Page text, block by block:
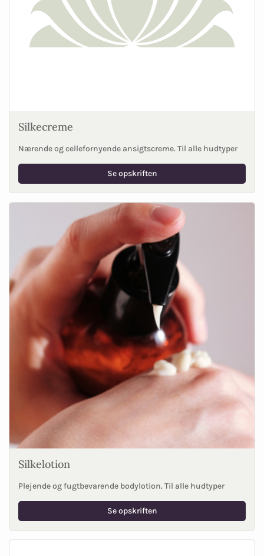
Silkecreme
Nærende og cellefornyende ansigtscreme. Til alle hudtyper
Se opskriften
Silkelotion
Plejende og fugtbevarende bodylotion. Til alle hudtyper
Se opskriften